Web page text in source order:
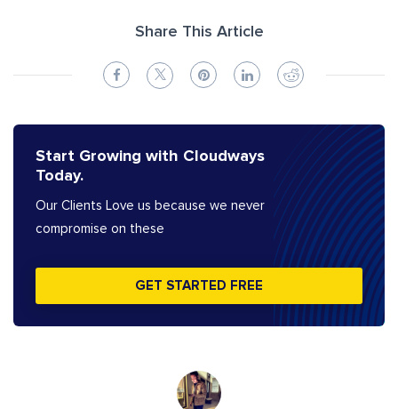
Share This Article
Start Growing with Cloudways
Today.
Our Clients Love us because we never
compromise on these
GET STARTED FREE